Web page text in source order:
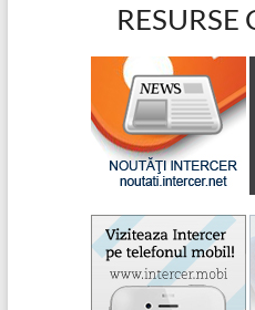
RESURSE